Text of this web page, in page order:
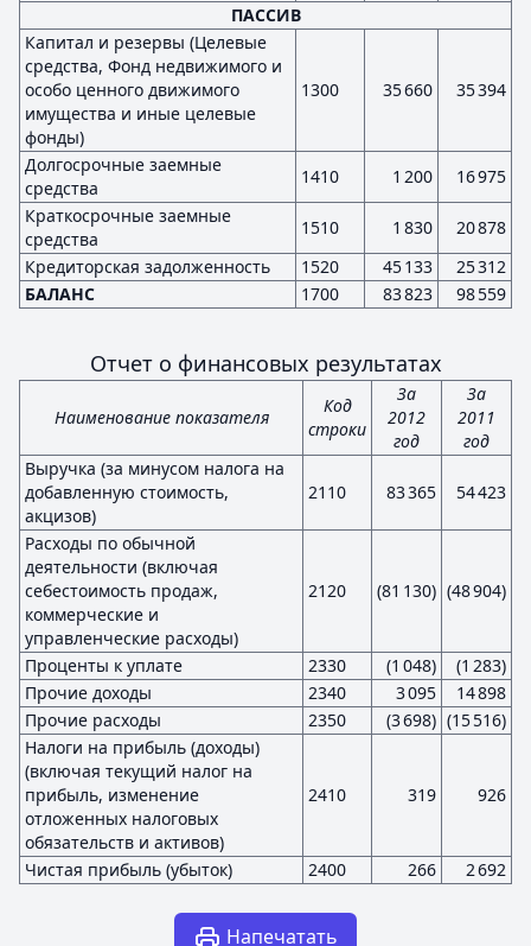
ПАССИВ
Капитал и резервы (Целевые
средства, Фонд недвижимого и
особо ценного движимого
имущества и иные целевые
фонды)
1300 35 660 35 394
Долгосрочные заемные
средства
1410 1 200
16 975
Краткосрочные заемные
средства
1510 1 830
20 878
Кредиторская задолженность
1520 45 133
25 312
БАЛАНС
1700 83 823 98 559
Отчет о финансовых результатах
Наименование показателя
Код
строки
За
2012
год
За
2011
год
Выручка (за минусом налога на
добавленную стоимость,
акцизов)
2110 83 365 54 423
Расходы по обычной
деятельности (включая
себестоимость продаж,
коммерческие и
управленческие расходы)
2120 (81 130) (48 904)
Проценты к уплате 2330 (1 048)
(1 283)
Прочие доходы
2340 3 095
14 898
Прочие расходы
2350 (3 698) (15 516)
Налоги на прибыль (доходы)
(включая текущий налог на
прибыль, изменение
отложенных налоговых
обязательств и активов)
2410 319 926
Чистая прибыль (убыток) 2400 266 2 692
Напечатать